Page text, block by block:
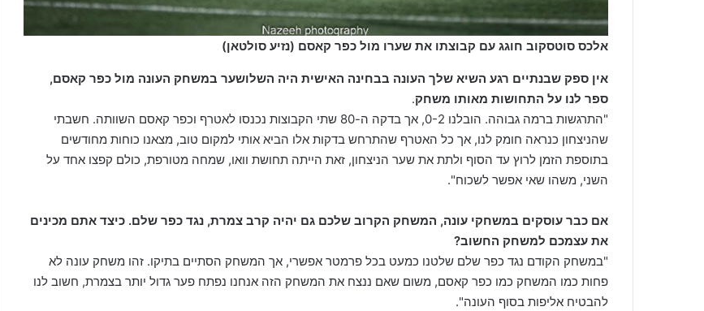
אלכס סוטסקוב חוגג עם קבוצתו את שערו מול כפר קאסם (נזיע סולטאן)
אין ספק שבנתיים רגע השיא שלך העונה בבחינה האישית היה השלושער במשחק העונה מול כפר קאסם,
ספר לנו על התחושות מאותו משחק.
"התרגשות ברמה גבוהה. הובלנו 0-2, אך בדקה ה-80 שתי הקבוצות נכנסו לאטרף וכפר קאסם השוותה. חשבתי
שהניצחון כנראה חומק לנו, אך כל האטרף שהתרחש בדקות אלו הביא אותי למקום טוב, מצאנו כוחות מחודשים
בתוספת הזמן לרוץ עד הסוף ולתת את שער הניצחון, זאת הייתה תחושת וואו, שמחה מטורפת, כולם קפצו אחד על
השני, משהו שאי אפשר לשכוח".
אם כבר עוסקים במשחקי עונה, המשחק הקרוב שלכם גם יהיה קרב צמרת, נגד כפר שלם. כיצד אתם מכינים
את עצמכם למשחק החשוב?
"במשחק הקודם נגד כפר שלם שלטנו כמעט בכל פרמטר אפשרי, אך המשחק הסתיים בתיקו. זהו משחק עונה לא
פחות כמו המשחק כמו כפר קאסם, משום שאם ננצח את המשחק הזה אנחנו נפתח פער גדול יותר בצמרת, חשוב לנו
להבטיח אליפות בסוף העונה".